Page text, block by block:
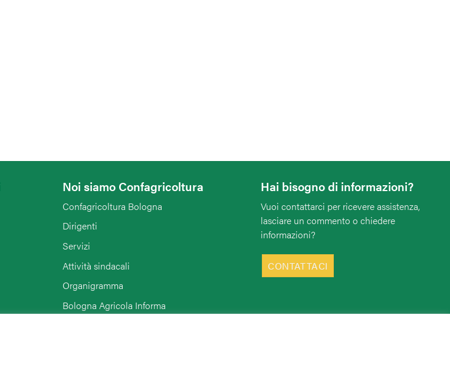
Noi siamo Confagricoltura
Confagricoltura Bologna
Dirigenti
Servizi
Attività sindacali
Organigramma
Bologna Agricola Informa
Hai bisogno di informazioni?
Vuoi contattarci per ricevere assistenza,
lasciare un commento o chiedere
informazioni?
CONTATTACI